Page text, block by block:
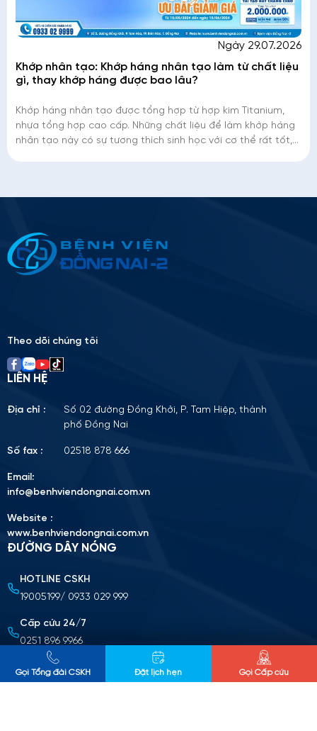
Gọi Tổng đài CSKH Đặt lịch hẹn Gọi Cấp cứu
Ngày 29.07.2026
Khớp nhân tạo: Khớp háng nhân tạo làm từ chất liệu
gì, thay khớp háng được bao lâu?
Khớp háng nhân tạo được tổng hợp từ hợp kim Titanium,
nhựa tổng hợp cao cấp. Những chất liệu để làm khớp háng
nhân tạo này có sự tương thích sinh học với cơ thể rất tốt,
Please
Tải lên CV (Định dạng PDF, tối đa 10MB)
Nộp cv ứng tuyển
Theo dõi chúng tôi
LIÊN HỆ
Địa chỉ :
Số 02 đường Đồng Khởi, P. Tam Hiệp, thành
phố Đồng Nai
Số fax : 02518 878 666
Email:
info@benhviendongnai.com.vn
Website :
www.benhviendongnai.com.vn
ĐƯỜNG DÂY NÓNG
HOTLINE CSKH
19005199/ 0933 029 999
Cấp cứu 24/7
0251 896 9966
CHÍNH SÁCH BẢO MẬT THÔNG TIN